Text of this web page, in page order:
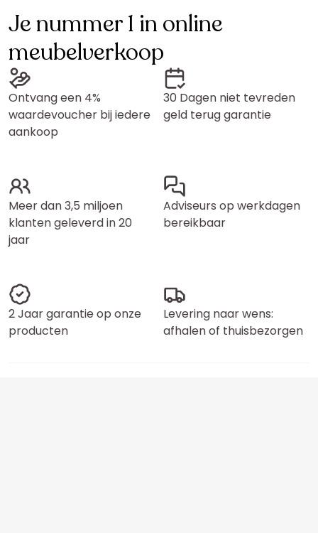
Je nummer 1 in online
meubelverkoop
Ontvang een 4%
waardevoucher bij iedere
aankoop
30 Dagen niet tevreden
geld terug garantie
Meer dan 3,5 miljoen
klanten geleverd in 20
jaar
Adviseurs op werkdagen
bereikbaar
2 Jaar garantie op onze
producten
Levering naar wens:
afhalen of thuisbezorgen